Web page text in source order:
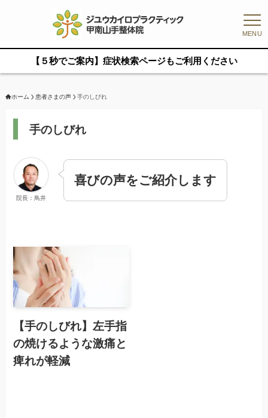
MENU
【５秒でご案内】症状検索ページもご利用ください
ホーム 患者さまの声 手のしびれ
手のしびれ
院長：鳥井
喜びの声をご紹介します
【手のしびれ】左手指
の焼けるような激痛と
痺れが軽減